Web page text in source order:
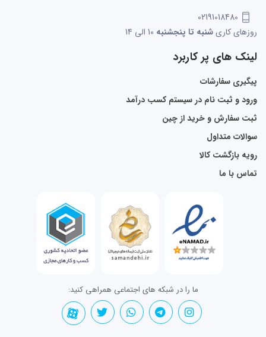
02191018480
روزهای کاریشنبه تا پنجشنبه
لینک های پر کاربرد
پیگیری سفارشات
ورود و ثبت نام در سیستم کسب درآمد
ثبت سفارش و خرید از چین
سوالات متداول
رویه بازگشت کالا
تماس با ما
ما را در شبکه های اجتماعی همراهی کنید: